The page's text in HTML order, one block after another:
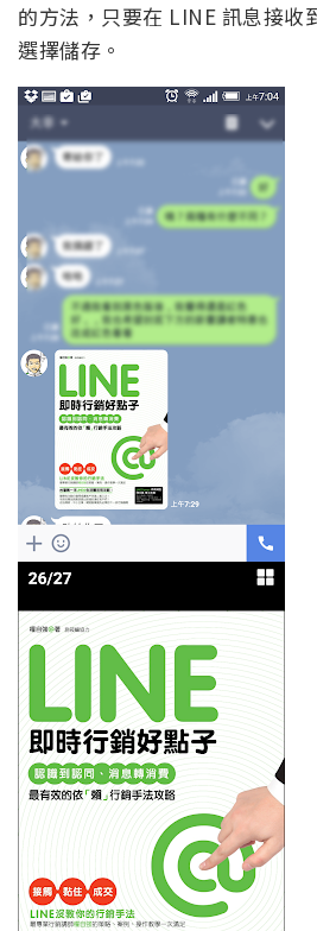
的方法，只要在 LINE 訊息接收
選擇儲存。